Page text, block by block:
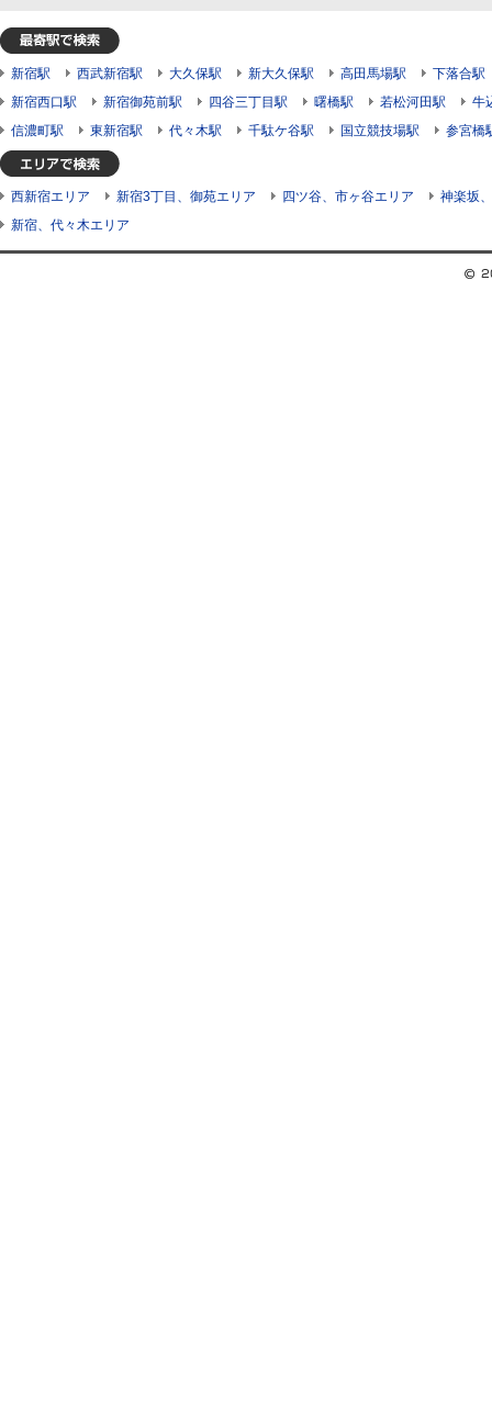
新宿駅 西武新宿駅 大久保駅 新大久保駅 高田馬場駅
下落合駅
新宿西口駅
新宿御苑前駅 四谷三丁目駅 曙橋駅 若松河田駅
牛
信濃町駅
東新宿駅 代々木駅 千駄ケ谷駅 国立競技場駅 参宮橋
西新宿エリア 新宿3丁目、御苑エリア 四ツ谷、市ヶ谷エリア
神楽坂
新宿、代々木エリア